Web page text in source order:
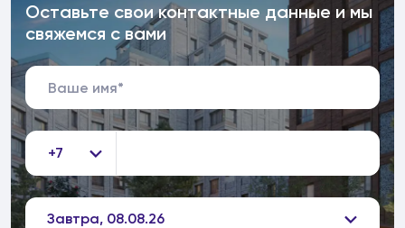
Оставьте свои контактные данные и мы
свяжемся с вами
+7
Завтра, 08.08.26